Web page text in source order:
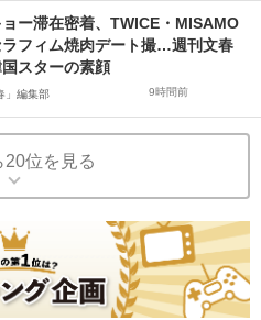
ー滞在密着、TWICE・MISAMO
フィム焼肉デート撮…週刊文春
スターの素顔
」編集部 9時間前
20位を見る